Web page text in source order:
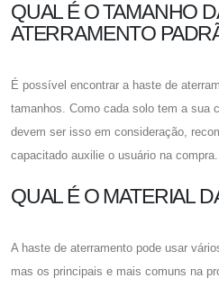
QUAL É O TAMANHO
ATERRAMENTO
É possível encontrar a haste de
tamanhos. Como cada solo tem a sua
devem ser isso em consideração,
capacitado auxilie o usuário na compra.
QUAL É O MATERIAL
A haste de aterramento pode usar
mas os principais e mais comuns na